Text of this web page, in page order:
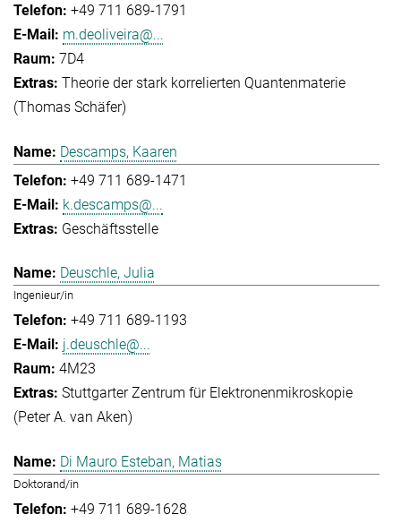
+49 711 689-1791
m.deoliveira@...
7D4
Theorie der stark korrelierten Quantenmaterie
(Thomas Schäfer)
Descamps, Kaaren
+49 711 689-1471
k.descamps@...
Geschäftsstelle
Deuschle, Julia
Ingenieur/in
+49 711 689-1193
j.deuschle@...
4M23
Stuttgarter Zentrum für Elektronenmikroskopie
(Peter A. van Aken)
Di Mauro Esteban, Matias
Doktorand/in
+49 711 689-1628